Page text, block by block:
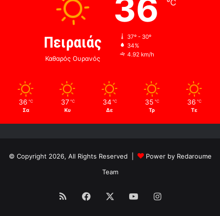
Πειραιάς
Καθαρός Ουρανός
36 ℃
37º - 30º
34%
4.92 km/h
36 ℃
Σα
37 ℃
Κυ
34 ℃
Δε
35 ℃
Τρ
36 ℃
Τε
© Copyright 2026, All Rights Reserved |
Power by Redaroume
Team
RSS Facebook YouTubeInstagram